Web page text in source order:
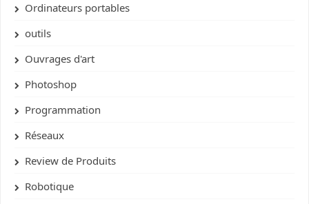
Ordinateurs portables
outils
Ouvrages d'art
Photoshop
Programmation
Réseaux
Review de Produits
Robotique